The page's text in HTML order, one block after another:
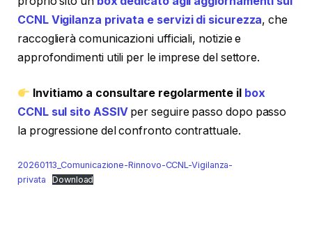
CCNL Vigilanza privata e servizi di sicurezza, che
raccoglierà comunicazioni ufficiali, notizie e
approfondimenti utili per le imprese del settore.
Invitiamo a consultare regolarmente il box
CCNL sul sito ASSIVper seguire passo dopo passo
la progressione del confronto contrattuale.
20260113_Comunicazione-Rinnovo-CCNL-Vigilanza-
privata
Download